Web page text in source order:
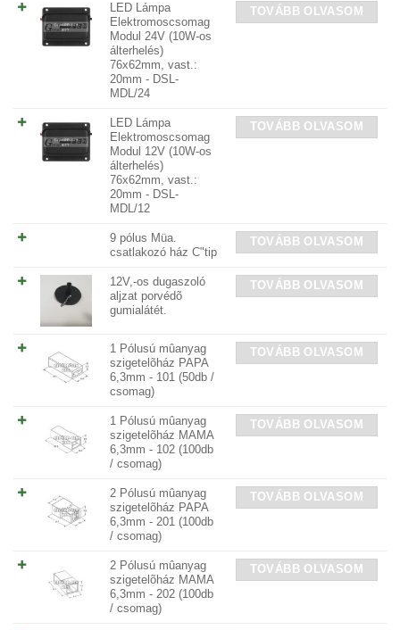
LED Lámpa
Elektromoscsomag
Modul 24V (10W-os
álterhelés)
76x62mm, vast.:
20mm - DSL-
MDL/24
TOVÁBB OLVASOM
LED Lámpa
Elektromoscsomag
Modul 12V (10W-os
álterhelés)
76x62mm, vast.:
20mm - DSL-
MDL/12
TOVÁBB OLVASOM
9 pólus Müa.
csatlakozó ház C"tip
TOVÁBB OLVASOM
12V,-os dugaszoló
aljzat porvédõ
gumialátét.
TOVÁBB OLVASOM
1 Pólusú mûanyag
szigetelõház PAPA
6,3mm - 101 (50db /
csomag)
TOVÁBB OLVASOM
1 Pólusú mûanyag
szigetelõház MAMA
6,3mm - 102 (100db
/ csomag)
TOVÁBB OLVASOM
2 Pólusú mûanyag
szigetelõház PAPA
6,3mm - 201 (100db
/ csomag)
TOVÁBB OLVASOM
2 Pólusú mûanyag
szigetelõház MAMA
6,3mm - 202 (100db
/ csomag)
TOVÁBB OLVASOM